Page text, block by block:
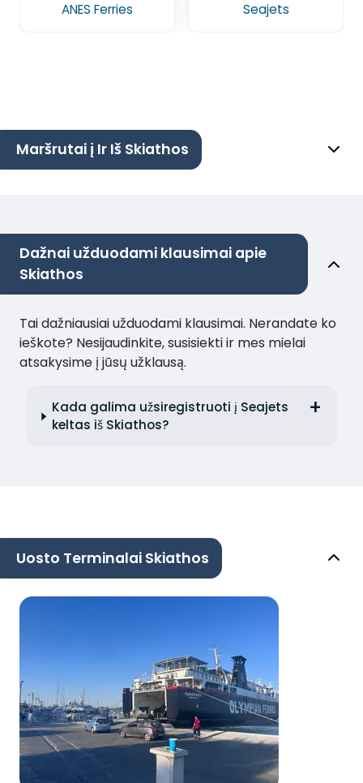
ANES Ferries Seajets
Maršrutai į Ir Iš Skiathos
Dažnai užduodami klausimai apie
Skiathos
Tai dažniausiai užduodami klausimai. Nerandate ko
ieškote? Nesijaudinkite, susisiekti ir mes mielai
atsakysime į jūsų užklausą.
Kada galima užsiregistruoti į Seajets
keltas iš Skiathos?
Uosto Terminalai Skiathos